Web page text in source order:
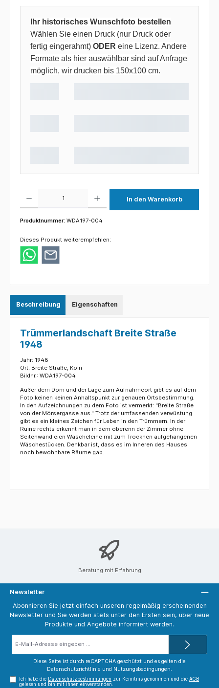
Ihr historisches Wunschfoto bestellen
Wählen Sie einen Druck (nur Druck oder
fertig eingerahmt) ODER eine Lizenz. Andere
Formate als hier auswählbar sind auf Anfrage
möglich, wir drucken bis 150x100 cm.
In den Warenkorb
Produktnummer: WDA197-004
Dieses Produkt weiterempfehlen:
Beschreibung Eigenschaften
Trümmerlandschaft Breite Straße
1948
Jahr: 1948
Ort: Breite Straße, Köln
Bildnr.: WDA197-004
Außer dem Dom und der Lage zum Aufnahmeort gibt es auf dem
Foto keinen keinen Anhaltspunkt zur genauen Ortsbestimmung.
In den Aufzeichnungen zu dem Foto ist vermerkt: "Breite Straße
von der Mörsergasse aus." Trotz der umfassenden verwüstung
gibt es ein kleines Zeichen für Leben in den Trümmern. In der
Ruine rechts erkennt man in dem oberenn der Zimmer ohne
Seitenwand eien Wäscheleine mit zum Trocknen aufgehangenen
Wäschestücken. Denkbar ist, dass es im Inneren des Hauses
noch bewohnbare Räume gab.
Beratung mit Erfahrung
Newsletter
Abonnieren Sie jetzt einfach unseren regelmäßig erscheinenden
Newsletter und Sie werden stets unter den Ersten sein, über neue
Produkte und Angebote informiert werden.
Diese Seite ist durch reCAPTCHA geschützt und es gelten die
Datenschutzrichtlinie und Nutzungsbedingungen.
Ich habe die Datenschutzbestimmungen zur Kenntnis genommen und dieAGB
gelesen und bin mit ihnen einverstanden.